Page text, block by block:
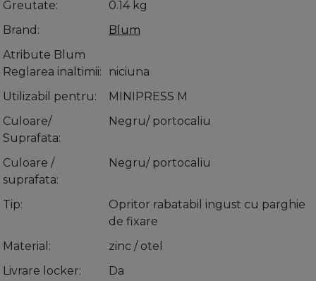
Greutate
0.14 kg
Brand
Blum
Atribute Blum
Reglarea inaltimii
niciuna
Utilizabil pentru
MINIPRESS M
Culoare/
Suprafata
Negru/ portocaliu
Culoare /
suprafata
Negru/ portocaliu
Tip
Opritor rabatabil ingust cu parghie
de fixare
Material
zinc / otel
Livrare locker
Da